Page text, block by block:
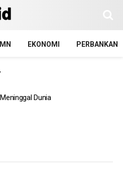
EKONOMI PERBANKAN
Dunia